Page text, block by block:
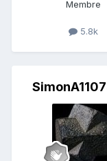
Membre
5.8k